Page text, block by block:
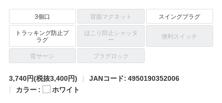
3個口 背面マグネット
スイングプラグ
トラッキング防止プ
ラグ
ほこり防止シャッタ
ー 便利スイッチ
雷サージ プラグロック
3,740円(税抜3,400円)
JANコード: 4950190352006
カラー :
ホワイト